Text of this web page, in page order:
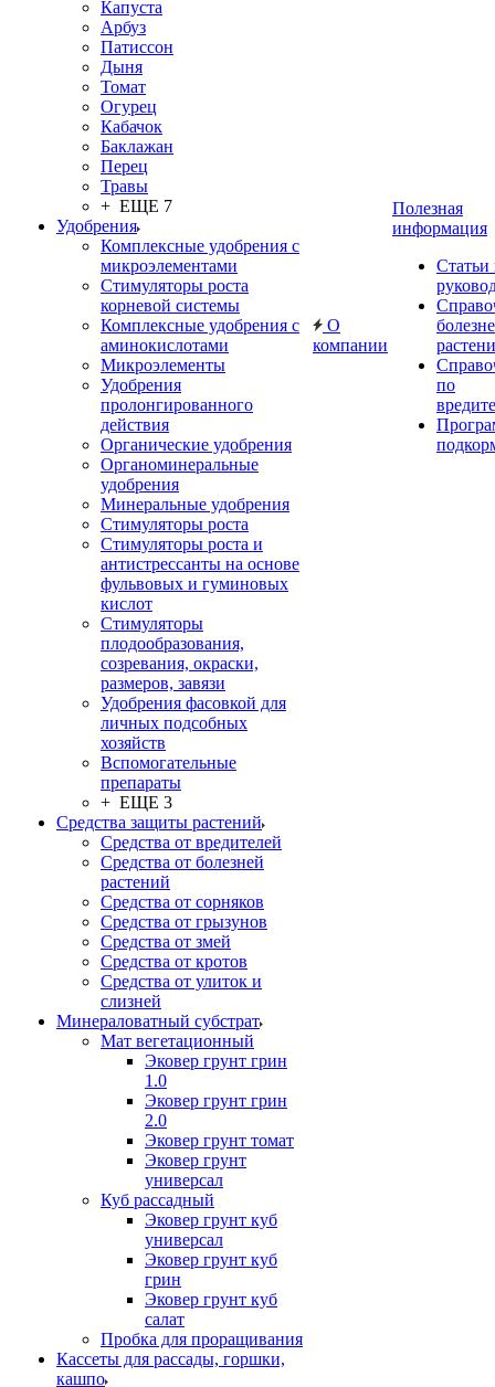
Капуста
Арбуз
Патиссон
Дыня
Томат
Огурец
Кабачок
Баклажан
Перец
Травы
+ ЕЩЕ 7
Удобрения
Комплексные удобрения с
микроэлементами
Стимуляторы роста
корневой системы
Комплексные удобрения с
аминокислотами
Микроэлементы
Удобрения
пролонгированного
действия
Органические удобрения
Органоминеральные
удобрения
Минеральные удобрения
Стимуляторы роста
Стимуляторы роста и
антистрессанты на основе
фульвовых и гуминовых
кислот
Стимуляторы
плодообразования,
созревания, окраски,
размеров, завязи
Удобрения фасовкой для
личных подсобных
хозяйств
Вспомогательные
препараты
+ ЕЩЕ 3
Средства защиты растений
Средства от вредителей
Средства от болезней
растений
Средства от сорняков
Средства от грызунов
Средства от змей
Средства от кротов
Средства от улиток и
слизней
Минераловатный субстрат
Мат вегетационный
Эковер грунт грин
1.0
Эковер грунт грин
2.0
Эковер грунт томат
Эковер грунт
универсал
Куб рассадный
Эковер грунт куб
универсал
Эковер грунт куб
грин
Эковер грунт куб
салат
Пробка для проращивания
Кассеты для рассады, горшки,
кашпо
О
компании
Полезная
информация
Статьи
по